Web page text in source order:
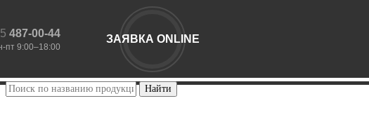
487-00-44
пт 9:00–18:00
ЗАЯВКА ONLINE